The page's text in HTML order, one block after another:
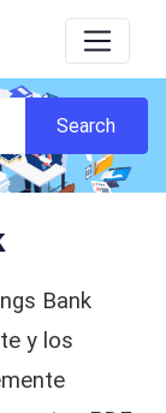
Bank
y los